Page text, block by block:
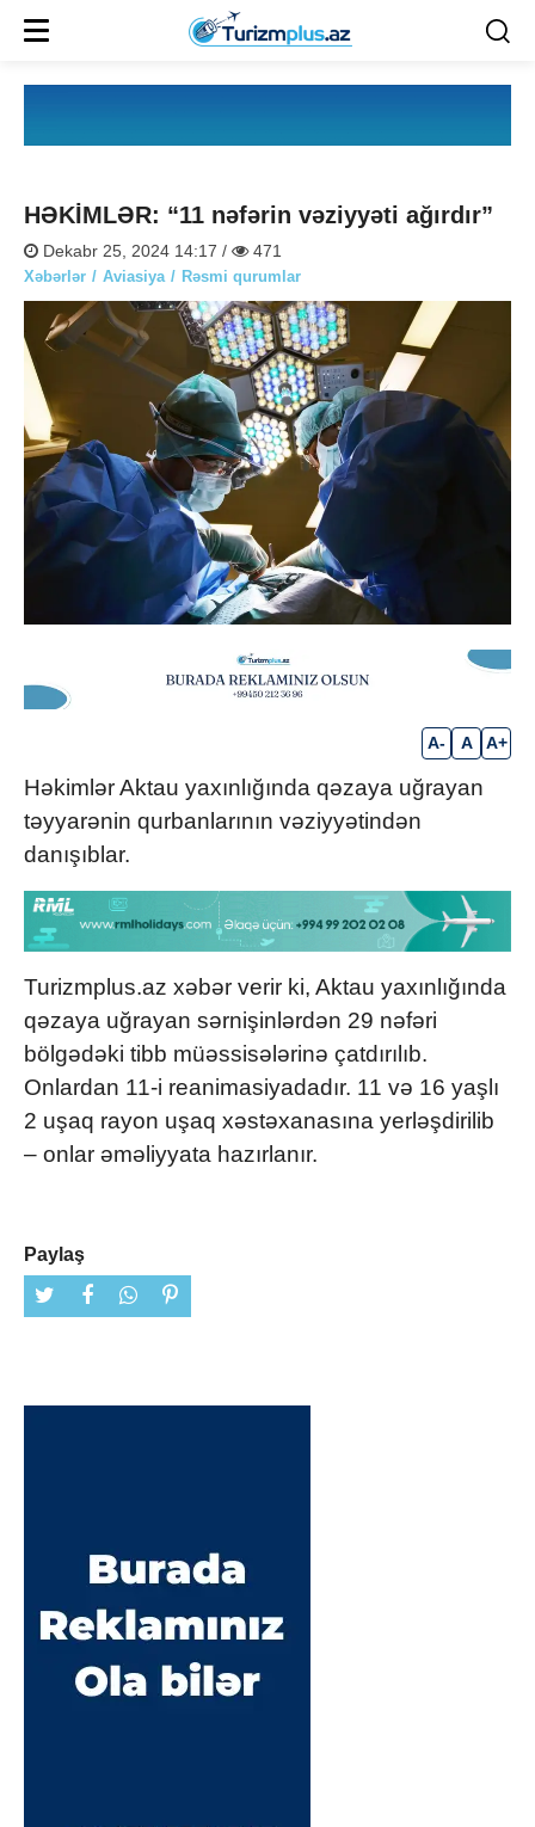
HƏKİMLƏR: “11 nəfərin vəziyyəti ağırdır”
Dekabr 25, 2024 14:17 / 471
Xəbərlər Aviasiya Rəsmi qurumlar
A- A A+
Həkimlər Aktau yaxınlığında qəzaya uğrayan
təyyarənin qurbanlarının vəziyyətindən
danışıblar.
Turizmplus.az xəbər verir ki, Aktau yaxınlığında
qəzaya uğrayan sərnişinlərdən 29 nəfəri
bölgədəki tibb müəssisələrinə çatdırılıb.
Onlardan 11-i reanimasiyadadır. 11 və 16 yaşlı
2 uşaq rayon uşaq xəstəxanasına yerləşdirilib
– onlar əməliyyata hazırlanır.
Paylaş